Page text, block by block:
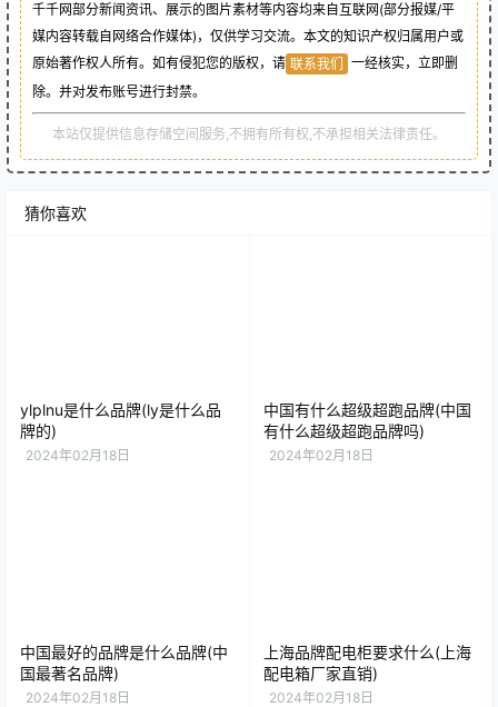
千千网部分新闻资讯、展示的图片素材等内容均来自互联网(部分报媒/平
媒内容转载自网络合作媒体)，仅供学习交流。本文的知识产权归属用户或
原始著作权人所有。如有侵犯您的版权，请 联系我们
一经核实，立即删
除。并对发布账号进行封禁。
本站仅提供信息存储空间服务,不拥有所有权,不承担相关法律责任。
猜你喜欢
ylplnu是什么品牌(ly是什么品
牌的)
2024年02月18日
中国有什么超级超跑品牌(中国
有什么超级超跑品牌吗)
2024年02月18日
中国最好的品牌是什么品牌(中
国最著名品牌)
2024年02月18日
上海品牌配电柜要求什么(上海
配电箱厂家直销)
2024年02月18日